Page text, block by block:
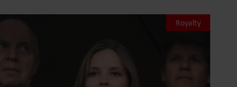
Royalty